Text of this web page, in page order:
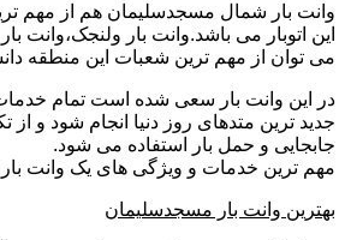
وانت بار شمال مسجدسلیمان هم از مهم
این اتوبار می باشد.وانت بار ولنجک،وانت
می توان از مهم ترین شعبات این منطقه
در این وانت بار سعی شده است تمام خدمات
جدید ترین متدهای روز دنیا انجام شود و از
جابجایی و حمل بار استفاده می شود.
مهم ترین خدمات و ویژگی های یک وانت
بهترین وانت بار مسجدسلیمان